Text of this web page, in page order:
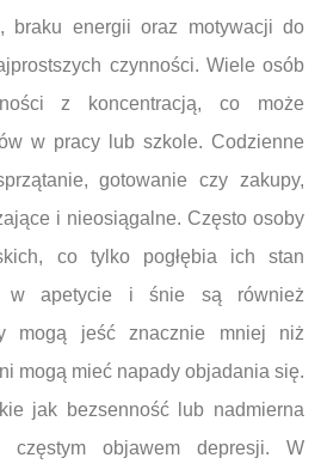
braku energii oraz motywacji do
czynności. Wiele osób
z koncentracją, co może
w pracy lub szkole. Codzienne
gotowanie czy zakupy,
i nieosiągalne. Często osoby
co tylko pogłębia ich stan
w apetycie i śnie są również
mogą jeść znacznie mniej niż
mogą mieć napady objadania się.
jak bezsenność lub nadmierna
częstym objawem depresji. W